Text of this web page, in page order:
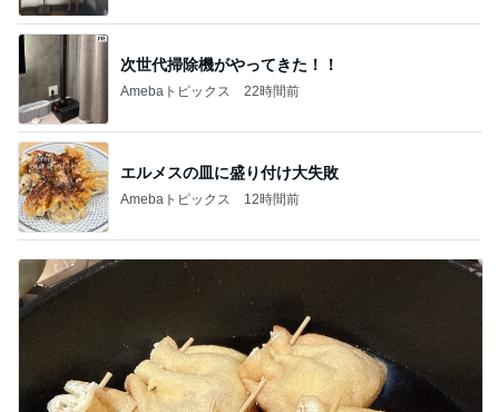
次世代掃除機がやってきた！！
Amebaトピックス 22時間前
エルメスの皿に盛り付け大失敗
Amebaトピックス 12時間前